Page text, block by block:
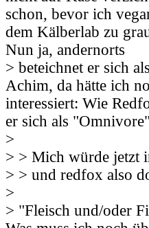
schon, bevor ich
dem Kälberlab zu
Nun ja, andernorts
> beteichnet er sich
Achim, da hätte ich
interessiert: Wie
er sich als
>
> > Mich würde jetzt
> > und redfox also
>
> "Fleisch und/oder